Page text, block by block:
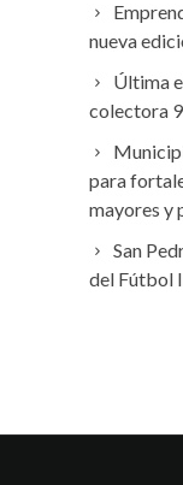
nueva
Última
colectora
para
mayores y
San
del Fútbol